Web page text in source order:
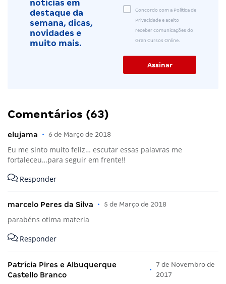
notícias em
destaque da
semana, dicas,
novidades e
muito mais.
Concordo com a Política de
Privacidade e aceito
receber comunicações do
Gran Cursos Online.
Comentários (63)
elujama • 6 de Março de 2018
Eu me sinto muito feliz… escutar essas palavras me
fortaleceu…para seguir em frente!!
Responder
marcelo Peres da Silva • 5 de Março de 2018
parabéns otima materia
Responder
Patrícia Pires e Albuquerque
Castello Branco
•
7 de Novembro de
2017